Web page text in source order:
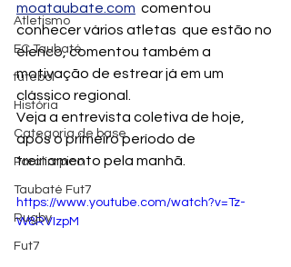
Atletismo
EC Taubaté
futebol
História
Categoria de base
Paralímpico
Taubaté Fut7
Rugby
Fut7
moataubate.com
  comentou
conhecer vários atletas  que estão no
elenco, comentou também a
motivação de estrear já em um
clássico regional.
Veja a entrevista coletiva de hoje,
após o primeiro período de
treinamento pela manhã.
https://www.youtube.com/watch?v=Tz-
W8RVIzpM